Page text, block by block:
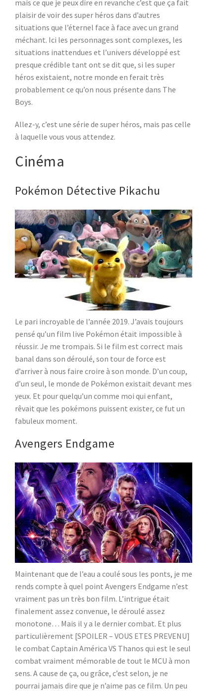
mais ce que je peux dire en revanche c’est que ça fait
plaisir de voir des super héros dans d’autres
situations que l’éternel face à face avec un grand
méchant. Ici les personnages sont complexes, les
situations inattendues et l’univers développé est
presque crédible tant ont se dit que, si les super
héros existaient, notre monde en ferait très
probablement ce qu’on nous présente dans The
Boys.
Allez-y, c’est une série de super héros, mais pas celle
à laquelle vous vous attendez.
Cinéma
Pokémon Détective Pikachu
Le pari incroyable de l’année 2019. J’avais toujours
pensé qu’un film live Pokémon était impossible à
réussir. Je me trompais. Si le film est correct mais
banal dans son déroulé, son tour de force est
d’arriver à nous faire croire à son monde. D’un coup,
d’un seul, le monde de Pokémon existait devant mes
yeux. Et pour quelqu’un comme moi qui enfant,
rêvait que les pokémons puissent exister, ce fut un
fabuleux moment.
Avengers Endgame
Maintenant que de l’eau a coulé sous les ponts, je me
rends compte à quel point Avengers Endgame n’est
vraiment pas un très bon film. L’intrigue était
finalement assez convenue, le déroulé assez
monotone… Mais il y a le dernier combat. Et plus
particulièrement [SPOILER – VOUS ETES PREVENU]
le combat Captain América VS Thanos qui est le seul
combat vraiment mémorable de tout le MCU à mon
sens. A cause de ça, ou grâce, c’est selon, je ne
pourrai jamais dire que je n’aime pas ce film. Un peu